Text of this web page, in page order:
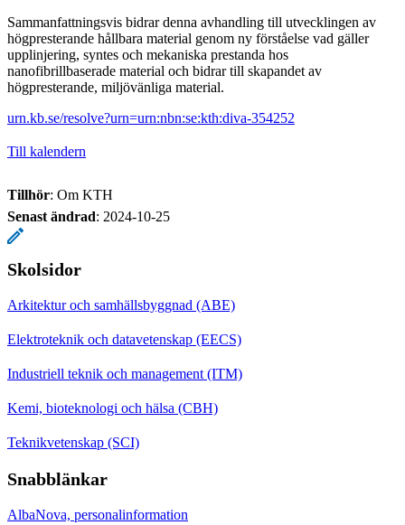
Sammanfattningsvis bidrar denna avhandling till utvecklingen av
högpresterande hållbara material genom ny förståelse vad gäller
upplinjering, syntes och mekaniska prestanda hos
nanofibrillbaserade material och bidrar till skapandet av
högpresterande, miljövänliga material.
urn.kb.se/resolve?urn=urn:nbn:se:kth:diva-354252
Till kalendern
Tillhör: Om KTH
Senast ändrad: 2024-10-25
Skolsidor
Arkitektur och samhällsbyggnad (ABE)
Elektroteknik och datavetenskap (EECS)
Industriell teknik och management (ITM)
Kemi, bioteknologi och hälsa (CBH)
Teknikvetenskap (SCI)
Snabblänkar
AlbaNova, personalinformation